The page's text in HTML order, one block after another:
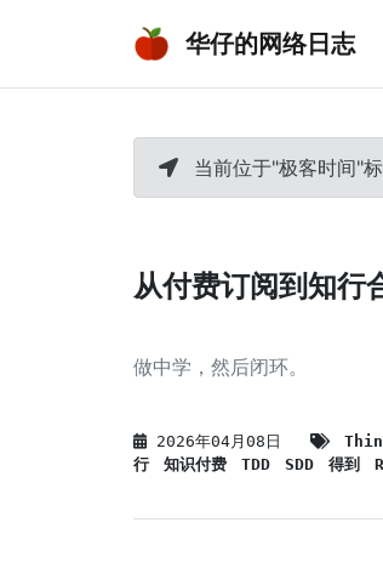
华仔的网络日志
当前位于"极客时间"
从付费订阅到知行
做中学，然后闭环。
2026年04月08日
行
知识付费 TDD SDD 得到